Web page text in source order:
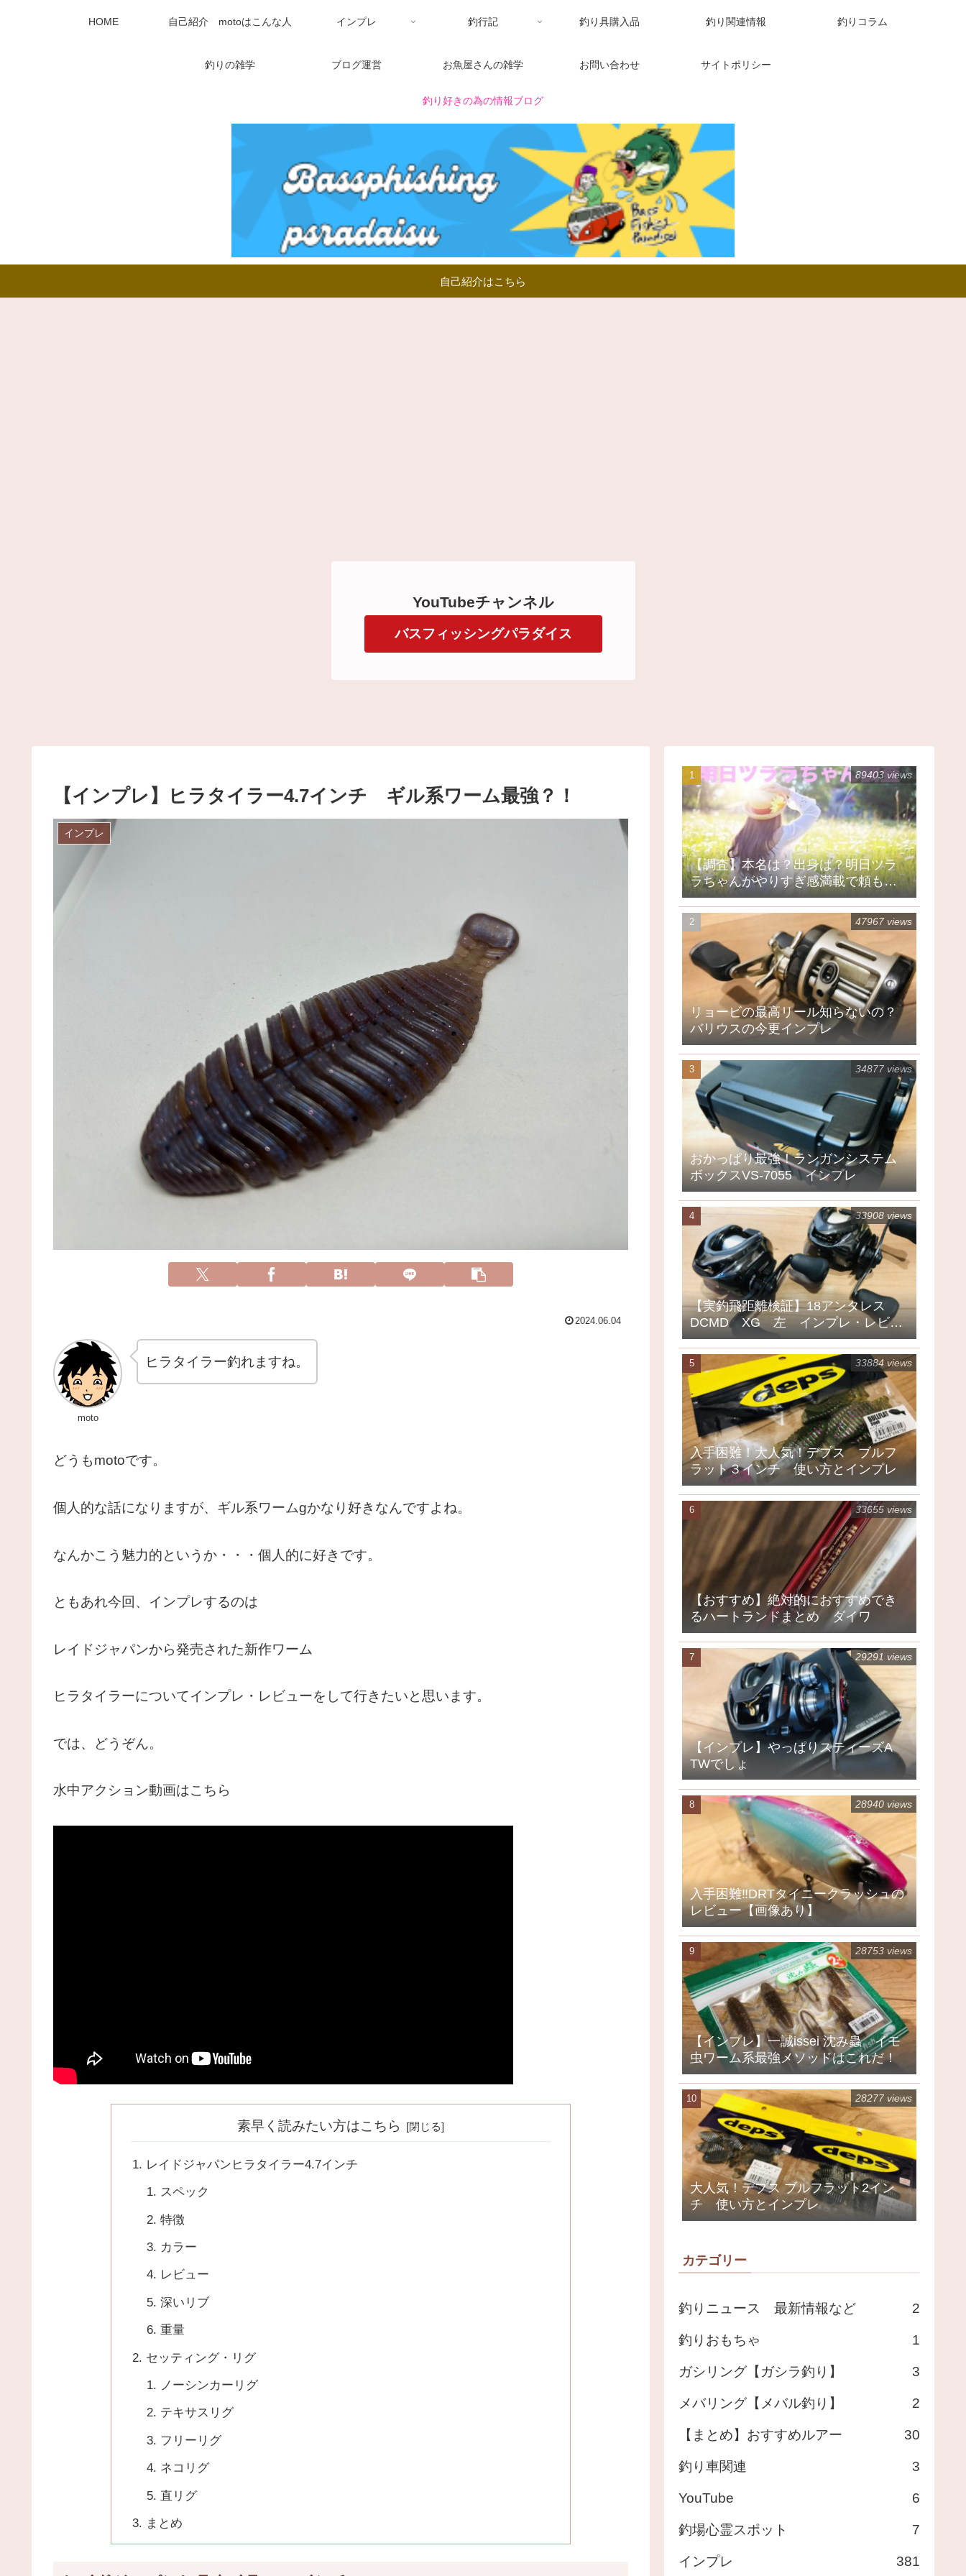
釣り好きの為の情報ブログ
HOME 自己紹介 motoはこんな人 インプレ 釣行記 釣り具購入品 釣り関連情報 釣りコラム
釣りの雑学 ブログ運営 お魚屋さんの雑学 お問い合わせ サイトポリシー
自己紹介はこちら
YouTubeチャンネル
バスフィッシングパラダイス
【インプレ】ヒラタイラー4.7インチ ギル系ワーム最強？！
インプレ
2024.06.04
moto
ヒラタイラー釣れますね。
どうもmotoです。
個人的な話になりますが、ギル系ワームgかなり好きなんですよね。
なんかこう魅力的というか・・・個人的に好きです。
ともあれ今回、インプレするのは
レイドジャパンから発売された新作ワーム
ヒラタイラーについてインプレ・レビューをして行きたいと思います。
では、どうぞん。
水中アクション動画はこちら
素早く読みたい方はこちら
レイドジャパンヒラタイラー4.7インチ
スペック
特徴
カラー
レビュー
深いリブ
重量
セッティング・リグ
ノーシンカーリグ
テキサスリグ
フリーリグ
ネコリグ
直リグ
まとめ
【調査】本名は？出身は？明日ツラ
ラちゃんがやりすぎ感満載で頼もし
い
89403 views
リョービの最高リール知らないの？
バリウスの今更インプレ
47967 views
おかっぱり最強！ランガンシステム
ボックスVS-7055 インプレ
34877 views
【実釣飛距離検証】18アンタレス
DCMD XG 左 インプレ・レビュ
ー
33908 views
入手困難！大人気！デプス ブルフ
ラット３インチ 使い方とインプレ
33884 views
【おすすめ】絶対的におすすめでき
るハートランドまとめ ダイワ
33655 views
【インプレ】やっぱりスティーズA
TWでしょ
29291 views
入手困難‼DRTタイニークラッシュの
レビュー【画像あり】
28940 views
【インプレ】一誠issei 沈み蟲 イモ
虫ワーム系最強メソッドはこれだ！
28753 views
大人気！デプス ブルフラット2イン
チ 使い方とインプレ
28277 views
カテゴリー
釣りニュース 最新情報など 2
釣りおもちゃ 1
ガシリング【ガシラ釣り】 3
メバリング【メバル釣り】 2
【まとめ】おすすめルアー 30
釣り車関連 3
YouTube 6
釣場心霊スポット 7
インプレ 381